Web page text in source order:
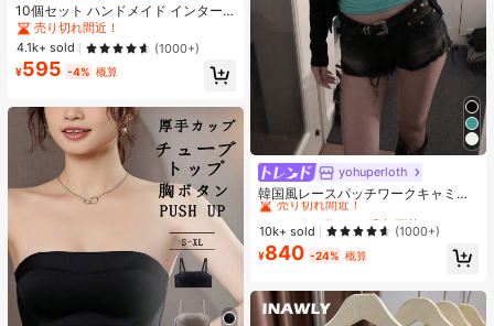
10個セット ハンドメイド インター
ネットセレブリティ優しいラインス
トーンラティスフレンチフォークフ
ァックスパールピンクキャットアイ
ボウ偽ネイル プレスオンネイル ネイ
ルサプライ ハンドメイドプレスオン
売り切れ間近！
4.1k+ sold
(1000+)
¥595 -4% 概算
yohuperloth
韓国風レースパッチワークキャミソ
ールタンクトップ、Y2Kエステティ
ック、ストリートウェアカジュアル
サマー
#1 ベストセラー
売り切れ間近！
#1 ベストセラー
売り切れ間近！
#1 ベストセラー
売り切れ間近！
#1 ベストセラー
10k+ sold (1000+)
¥840 -24% 概算